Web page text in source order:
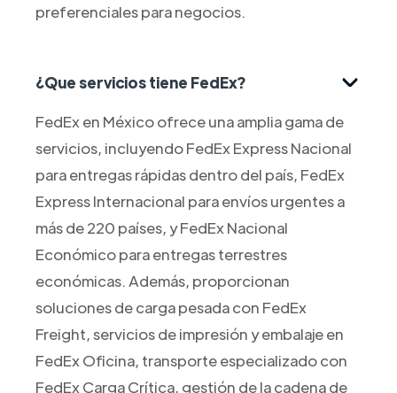
preferenciales para negocios.
¿Que servicios tiene FedEx?
FedEx en México ofrece una amplia gama de
servicios, incluyendo FedEx Express Nacional
para entregas rápidas dentro del país, FedEx
Express Internacional para envíos urgentes a
más de 220 países, y FedEx Nacional
Económico para entregas terrestres
económicas. Además, proporcionan
soluciones de carga pesada con FedEx
Freight, servicios de impresión y embalaje en
FedEx Oficina, transporte especializado con
FedEx Carga Crítica, gestión de la cadena de